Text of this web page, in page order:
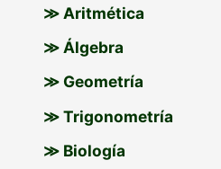
≫ Aritmética
≫ Álgebra
≫ Geometría
≫ Trigonometría
≫ Biología